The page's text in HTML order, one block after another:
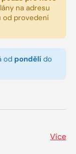
na adresu
od provedení
od pondělí do
Více